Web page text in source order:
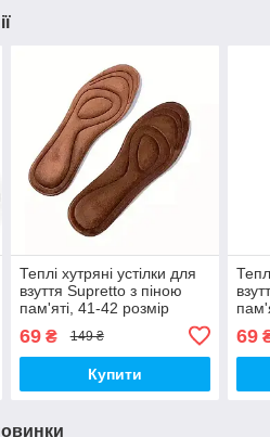
Теплі хутряні устілки для
взуття Supretto з піною
пам'яті, 41-42 розмір
69₴ 149 ₴
Купити
69